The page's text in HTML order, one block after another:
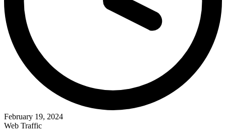
February 19, 2024
Web Traffic